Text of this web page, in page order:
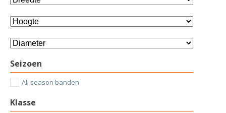
Seizoen
All season banden
Klasse